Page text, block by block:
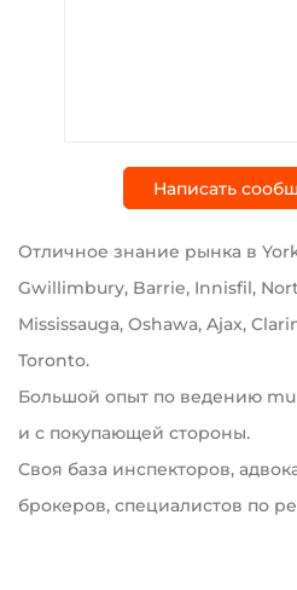
Написать
Отличное знание рынка в
Gwillimbury, Barrie, Innisfil,
Mississauga, Oshawa, Ajax,
Toronto.
Большой опыт по ведению
и с покупающей стороны.
Своя база инспекторов,
брокеров, специалистов по